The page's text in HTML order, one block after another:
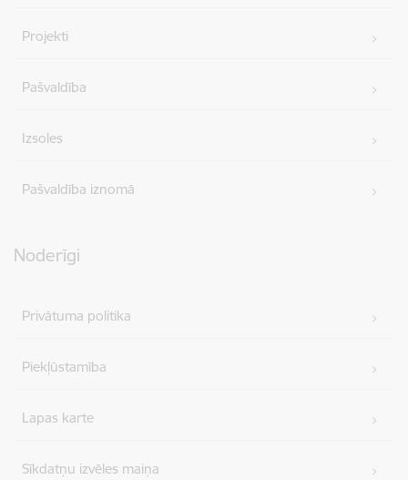
Projekti
Pašvaldība
Izsoles
Pašvaldība iznomā
Noderīgi
Privātuma politika
Piekļūstamība
Lapas karte
Sīkdatņu izvēles maiņa